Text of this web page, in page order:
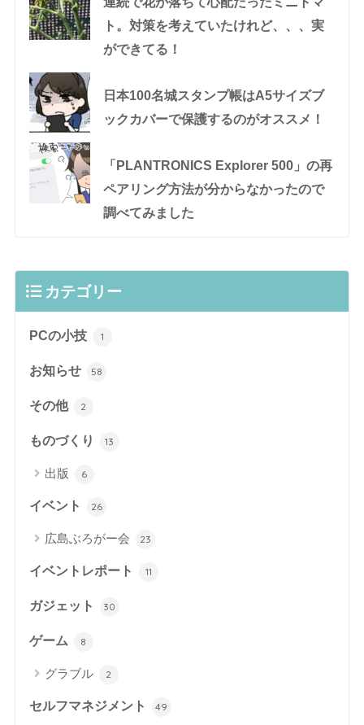
ト。対策を考えていたけれど、、、実
ができてる！
日本100名城スタンプ帳はA5サイズブ
ックカバーで保護するのがオススメ！
「PLANTRONICS Explorer 500」の再
ペアリング方法が分からなかったので
調べてみました
カテゴリー
PCの小技 1
お知らせ 58
その他 2
ものづくり 13
出版 6
イベント 26
広島ぶろがー会 23
イベントレポート 11
ガジェット 30
ゲーム 8
グラブル 2
セルフマネジメント 49